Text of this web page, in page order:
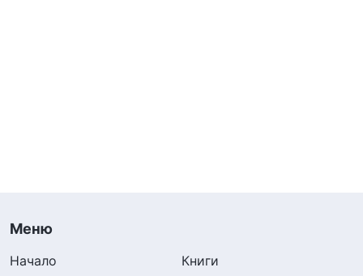
Меню
Начало
Книги